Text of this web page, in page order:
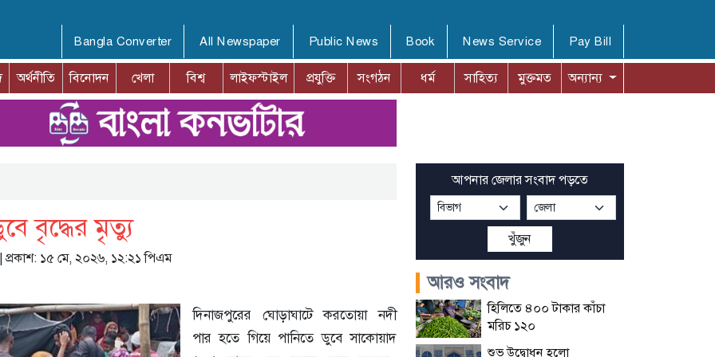
Bangla Converter All Newspaper Public News Book News Service Pay Bill
অর্থনীতি বিনোদন খেলা বিশ্ব লাইফস্টাইল প্রযুক্তি সংগঠন ধর্ম সাহিত্য মুক্তমত অন্যান্য
বৃদ্ধের মৃত্যু
| প্রকাশ: ১৫ মে, ২০২৬, ১২:২১ পিএম
দিনাজপুরের ঘোড়াঘাটে করতোয়া নদী
পার হতে গিয়ে পানিতে ডুবে সাকোয়াদ
আপনার জেলার সংবাদ পড়তে
খুঁজুন
আরও সংবাদ
হিলিতে ৪০০ টাকার কাঁচা
মরিচ ১২০
শুভ উদ্বোধন হলো